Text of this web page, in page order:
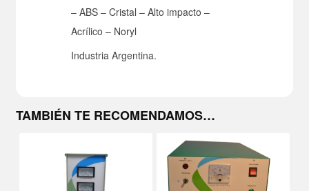
– ABS – Cristal – Alto impacto –
Acrílico – Noryl
Industria Argentina.
TAMBIÉN TE RECOMENDAMOS…